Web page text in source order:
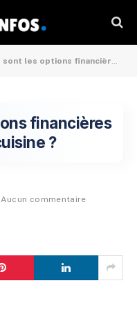
options financières pour rénover votre cuisine ?
financières
?
Aucun commentaire